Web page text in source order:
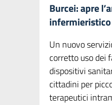
Burcei: apre
Un nuovo
corretto uso dei
dispositivi
cittadini per
terapeutici